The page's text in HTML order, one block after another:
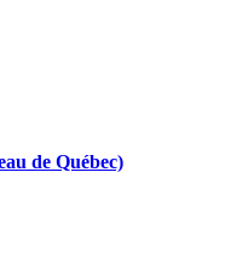
de Québec)